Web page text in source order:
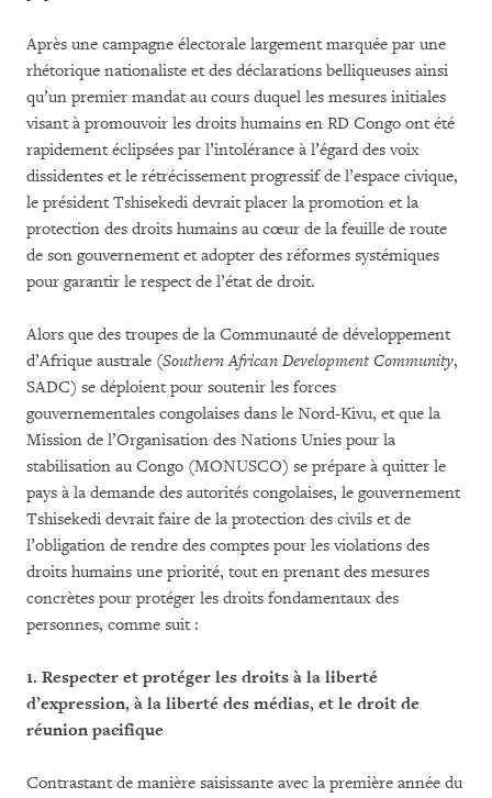
Après une campagne électorale largement marquée par une
rhétorique nationaliste et des déclarations belliqueuses ainsi
qu’un premier mandat au cours duquel les mesures initiales
visant à promouvoir les droits humains en RD Congo ont été
rapidement éclipsées par l’intolérance à l’égard des voix
dissidentes et le rétrécissement progressif de l’espace civique,
le président Tshisekedi devrait placer la promotion et la
protection des droits humains au cœur de la feuille de route
de son gouvernement et adopter des réformes systémiques
pour garantir le respect de l’état de droit.
Alors que des troupes de la Communauté de développement
d’Afrique australe (Southern African Development Community,
SADC) se déploient pour soutenir les forces
gouvernementales congolaises dans le Nord-Kivu, et que la
Mission de l’Organisation des Nations Unies pour la
stabilisation au Congo (MONUSCO) se prépare à quitter le
pays à la demande des autorités congolaises, le gouvernement
Tshisekedi devrait faire de la protection des civils et de
l’obligation de rendre des comptes pour les violations des
droits humains une priorité, tout en prenant des mesures
concrètes pour protéger les droits fondamentaux des
personnes, comme suit :
1. Respecter et protéger les droits à la liberté
d’expression, à la liberté des médias, et le droit de
réunion pacifique
Contrastant de manière saisissante avec la première année du